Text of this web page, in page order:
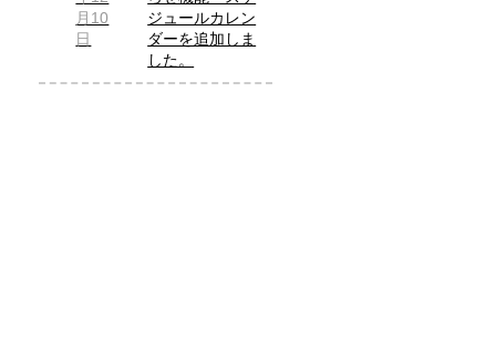
月10
日
ジュールカレン
ダーを追加しま
した。